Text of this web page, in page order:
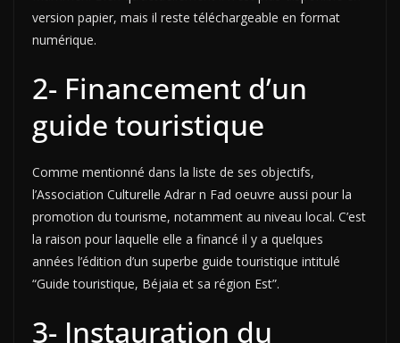
version papier, mais il reste téléchargeable en format
numérique.
2- Financement d’un
guide touristique
Comme mentionné dans la liste de ses objectifs,
l’Association Culturelle Adrar n Fad oeuvre aussi pour la
promotion du tourisme, notamment au niveau local. C’est
la raison pour laquelle elle a financé il y a quelques
années l’édition d’un superbe guide touristique intitulé
“Guide touristique, Béjaia et sa région Est”.
3- Instauration du